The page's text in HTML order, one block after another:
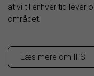
at vi til enhver tid lever
området.
Læs mere om IFS